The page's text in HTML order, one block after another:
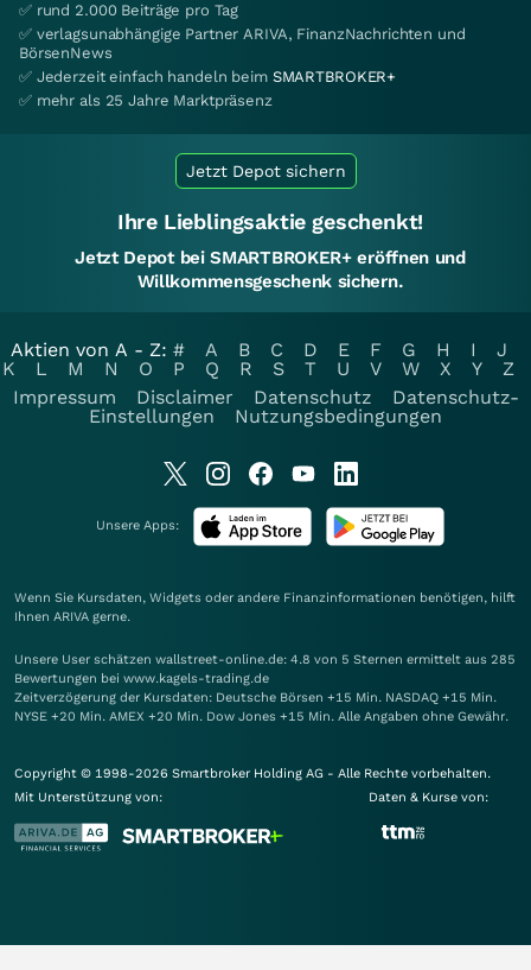
✅ rund 2.000 Beiträge pro Tag
✅ verlagsunabhängige Partner ARIVA, FinanzNachrichten und
BörsenNews
✅ Jederzeit einfach handeln beim SMARTBROKER+
✅ mehr als 25 Jahre Marktpräsenz
Jetzt Depot sichern
Ihre Lieblingsaktie geschenkt!
Jetzt Depot bei SMARTBROKER+ eröffnen und
Willkommensgeschenk sichern.
Aktien von A - Z: # A B C D E F G H I
J
K
L M N O P Q R S T U V W X Y
Z
Impressum
Disclaimer Datenschutz
Datenschutz-
Einstellungen
Nutzungsbedingungen
Unsere Apps:
Wenn Sie Kursdaten, Widgets oder andere Finanzinformationen benötigen, hilft
Ihnen ARIVA gerne.
Unsere User schätzen wallstreet-online.de: 4.8 von 5 Sternen ermittelt aus 285
Bewertungen bei www.kagels-trading.de
Zeitverzögerung der Kursdaten: Deutsche Börsen +15 Min. NASDAQ +15 Min.
NYSE +20 Min. AMEX +20 Min. Dow Jones +15 Min. Alle Angaben ohne Gewähr.
Copyright © 1998-2026 Smartbroker Holding AG - Alle Rechte vorbehalten.
Mit Unterstützung von:
Daten & Kurse von: